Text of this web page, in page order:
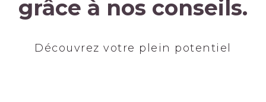
grâce à nos conseils.
Découvrez votre plein potentiel